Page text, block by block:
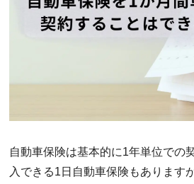
自動車保険は基本的に1年単位での
入できる1日自動車保険もあります